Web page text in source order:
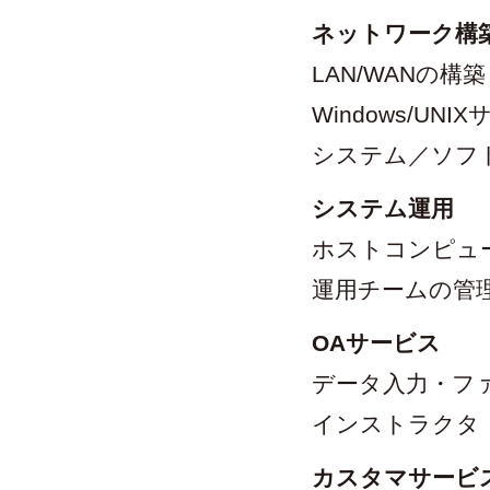
ネットワーク構
LAN/WANの構
Windows/UNIX
システム／ソフ
システム運用
ホストコンピュ
運用チームの管
OAサービス
データ入力・フ
インストラクタ
カスタマサービ